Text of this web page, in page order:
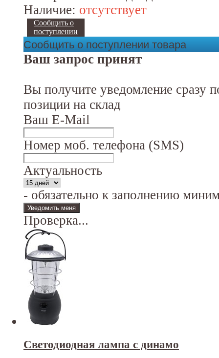
Наличие: отсутствует
Сообщить о
поступлении
Сообщить о поступлении товара
Ваш запрос принят
Вы получите уведомление сразу
позиции на склад
Ваш E-Mail
Номер моб. телефона (SMS)
Актуальность
- обязательно к заполнению
Проверка...
Светодиодная лампа с динамо